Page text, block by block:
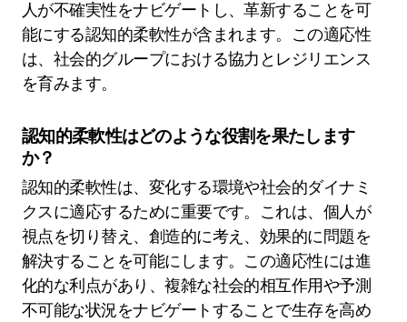
人が不確実性をナビゲートし、革新することを可
能にする認知的柔軟性が含まれます。この適応性
は、社会的グループにおける協力とレジリエンス
を育みます。
認知的柔軟性はどのような役割を果たします
か？
認知的柔軟性は、変化する環境や社会的ダイナミ
クスに適応するために重要です。これは、個人が
視点を切り替え、創造的に考え、効果的に問題を
解決することを可能にします。この適応性には進
化的な利点があり、複雑な社会的相互作用や予測
不可能な状況をナビゲートすることで生存を高め